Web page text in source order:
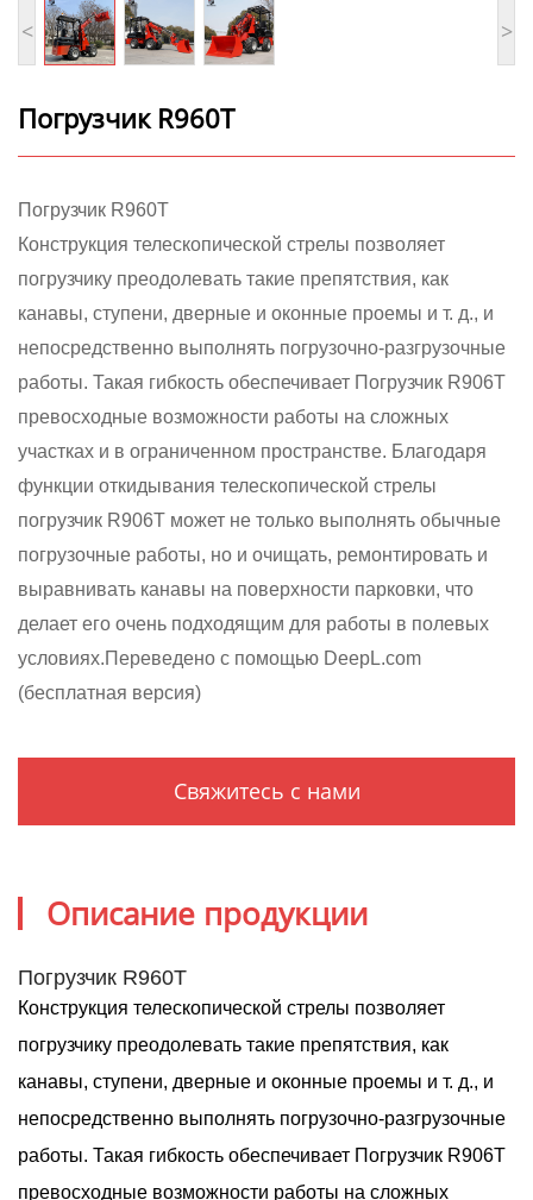
< >
Погрузчик R960T
Погрузчик R960T
Конструкция телескопической стрелы позволяет
погрузчику преодолевать такие препятствия, как
канавы, ступени, дверные и оконные проемы и т. д., и
непосредственно выполнять погрузочно-разгрузочные
работы. Такая гибкость обеспечивает Погрузчик R906T
превосходные возможности работы на сложных
участках и в ограниченном пространстве. Благодаря
функции откидывания телескопической стрелы
погрузчик R906T может не только выполнять обычные
погрузочные работы, но и очищать, ремонтировать и
выравнивать канавы на поверхности парковки, что
делает его очень подходящим для работы в полевых
условиях.Переведено с помощью DeepL.com
(бесплатная версия)
Свяжитесь с нами
Описание продукции
Погрузчик R960T
Конструкция телескопической стрелы позволяет
погрузчику преодолевать такие препятствия, как
канавы, ступени, дверные и оконные проемы и т. д., и
непосредственно выполнять погрузочно-разгрузочные
работы. Такая гибкость обеспечивает Погрузчик R906T
превосходные возможности работы на сложных